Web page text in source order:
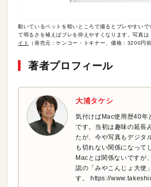
動いているペットを暗いところで撮るとブレやすい
て明るさを補えばブレを抑えやすくなります。写真は
イト
（発売元：ケンコー・トキナー、価格：3200円
著者プロフィール
大浦タケシ
気付けばMac使用歴40年
です。当初は趣味の延長
たが、今や写真もデジタ
も切れない関係になって
Macとは関係ないですが
認の「みやこんじょ大使
す。 https://